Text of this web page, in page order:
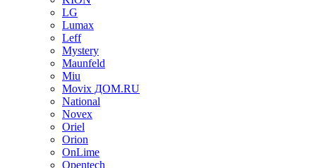
LG
Lumax
Leff
Mystery
Maunfeld
Miu
Movix ДОМ.RU
National
Novex
Oriel
Orion
OnLime
Opentech